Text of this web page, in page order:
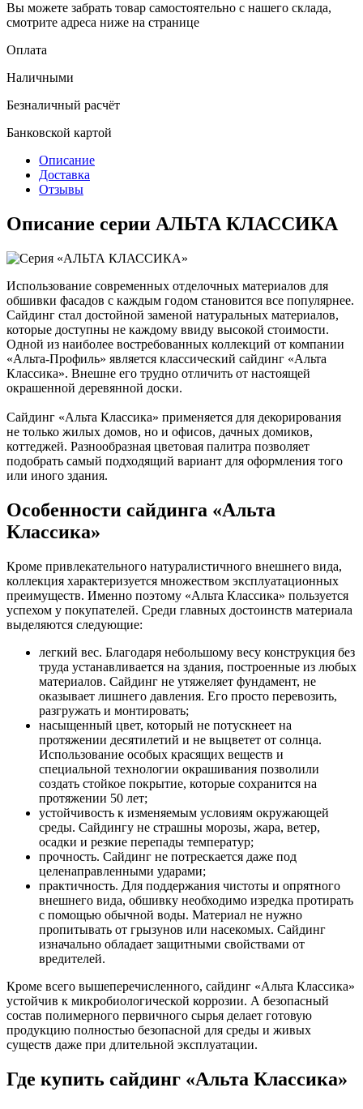
Вы можете забрать товар самостоятельно с нашего склада,
смотрите адреса ниже на странице
Оплата
Наличными
Безналичный расчёт
Банковской картой
Описание
Доставка
Отзывы
Описание серии АЛЬТА КЛАССИКА
Использование современных отделочных материалов для
обшивки фасадов с каждым годом становится все популярнее.
Сайдинг стал достойной заменой натуральных материалов,
которые доступны не каждому ввиду высокой стоимости.
Одной из наиболее востребованных коллекций от компании
«Альта-Профиль» является классический сайдинг «Альта
Классика». Внешне его трудно отличить от настоящей
окрашенной деревянной доски.
Сайдинг «Альта Классика» применяется для декорирования
не только жилых домов, но и офисов, дачных домиков,
коттеджей. Разнообразная цветовая палитра позволяет
подобрать самый подходящий вариант для оформления того
или иного здания.
Особенности сайдинга «Альта
Классика»
Кроме привлекательного натуралистичного внешнего вида,
коллекция характеризуется множеством эксплуатационных
преимуществ. Именно поэтому «Альта Классика» пользуется
успехом у покупателей. Среди главных достоинств материала
выделяются следующие:
легкий вес. Благодаря небольшому весу конструкция без
труда устанавливается на здания, построенные из любых
материалов. Сайдинг не утяжеляет фундамент, не
оказывает лишнего давления. Его просто перевозить,
разгружать и монтировать;
насыщенный цвет, который не потускнеет на
протяжении десятилетий и не выцветет от солнца.
Использование особых красящих веществ и
специальной технологии окрашивания позволили
создать стойкое покрытие, которые сохранится на
протяжении 50 лет;
устойчивость к изменяемым условиям окружающей
среды. Сайдингу не страшны морозы, жара, ветер,
осадки и резкие перепады температур;
прочность. Сайдинг не потрескается даже под
целенаправленными ударами;
практичность. Для поддержания чистоты и опрятного
внешнего вида, обшивку необходимо изредка протирать
с помощью обычной воды. Материал не нужно
пропитывать от грызунов или насекомых. Сайдинг
изначально обладает защитными свойствами от
вредителей.
Кроме всего вышеперечисленного, сайдинг «Альта Классика»
устойчив к микробиологической коррозии. А безопасный
состав полимерного первичного сырья делает готовую
продукцию полностью безопасной для среды и живых
существ даже при длительной эксплуатации.
Где купить сайдинг «Альта Классика»